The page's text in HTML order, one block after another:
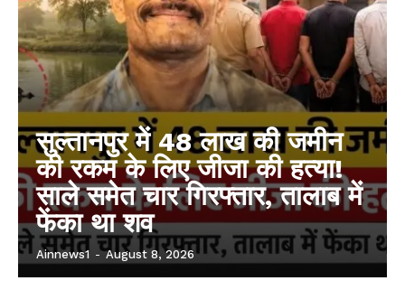
सुल्तानपुर में 48 लाख की जमीन
की रकम के लिए जीजा की हत्या!
साले समेत चार गिरफ्तार, तालाब में
फेंका था शव
Ainnews1 - August 8, 2026